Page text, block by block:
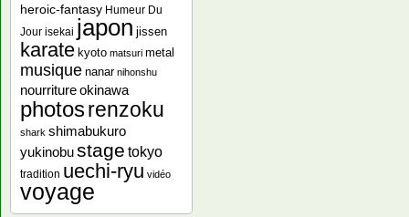
heroic-fantasy Humeur Du
Jour isekai japon jissen
karate kyoto matsuri metal
musique nanar nihonshu
nourritureokinawa
photosrenzoku
shark shimabukuro
yukinobustage tokyo
tradition uechi-ryu vidéo
voyage